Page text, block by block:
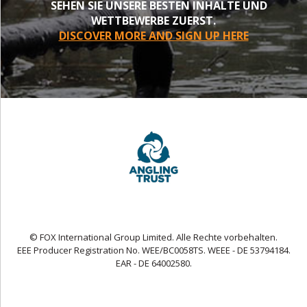
SEHEN SIE UNSERE BESTEN INHALTE UND
WETTBEWERBE ZUERST.
DISCOVER MORE AND SIGN UP HERE
© FOX International Group Limited. Alle Rechte vorbehalten.
EEE Producer Registration No. WEE/BC0058TS. WEEE - DE 53794184.
EAR - DE 64002580.